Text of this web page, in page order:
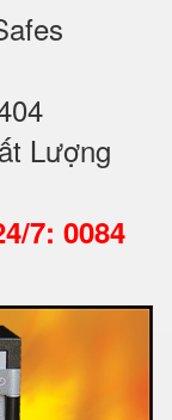
Lượng
7: 0084